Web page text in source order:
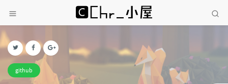
github